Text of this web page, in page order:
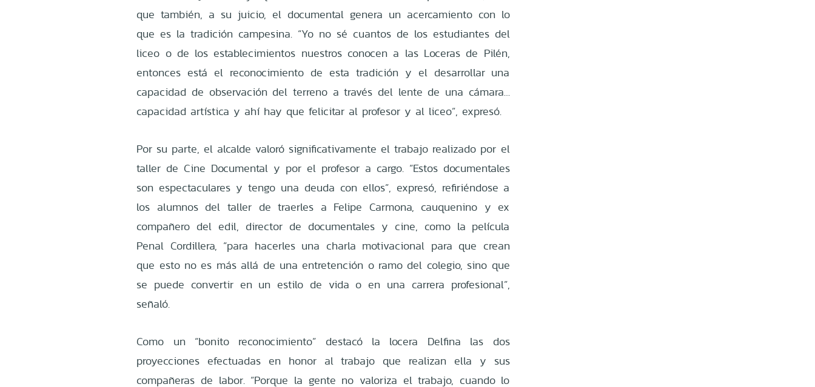
que también, a su juicio, el documental genera un acercamiento con lo
que es la tradición campesina. “Yo no sé cuantos de los estudiantes del
liceo o de los establecimientos nuestros conocen a las Loceras de Pilén,
entonces está el reconocimiento de esta tradición y el desarrollar una
capacidad de observación del terreno a través del lente de una cámara…
capacidad artística y ahí hay que felicitar al profesor y al liceo”, expresó.
Por su parte, el alcalde valoró significativamente el trabajo realizado por el
taller de Cine Documental y por el profesor a cargo. “Estos documentales
son espectaculares y tengo una deuda con ellos”, expresó, refiriéndose a
los alumnos del taller de traerles a Felipe Carmona, cauquenino y ex
compañero del edil, director de documentales y cine, como la película
Penal Cordillera, “para hacerles una charla motivacional para que crean
que esto no es más allá de una entretención o ramo del colegio, sino que
se puede convertir en un estilo de vida o en una carrera profesional”,
señaló.
Como un “bonito reconocimiento” destacó la locera Delfina las dos
proyecciones efectuadas en honor al trabajo que realizan ella y sus
compañeras de labor. “Porque la gente no valoriza el trabajo, cuando lo